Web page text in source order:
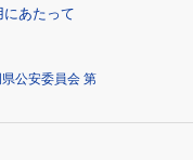
にあたって
公安委員会 第